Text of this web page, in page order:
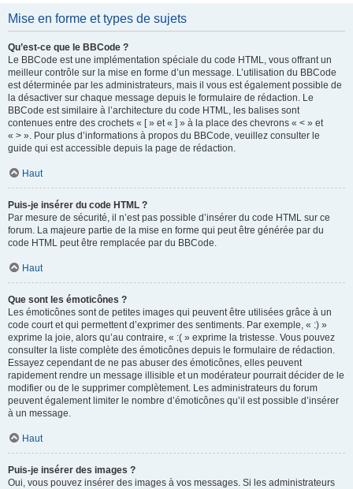
Mise en forme et types de sujets
Qu’est-ce que le BBCode ?
Le BBCode est une implémentation spéciale du code HTML, vous offrant un
meilleur contrôle sur la mise en forme d’un message. L’utilisation du BBCode
est déterminée par les administrateurs, mais il vous est également possible de
la désactiver sur chaque message depuis le formulaire de rédaction. Le
BBCode est similaire à l’architecture du code HTML, les balises sont
contenues entre des crochets « [ » et « ] » à la place des chevrons « < » et
« > ». Pour plus d’informations à propos du BBCode, veuillez consulter le
guide qui est accessible depuis la page de rédaction.
Haut
Puis-je insérer du code HTML ?
Par mesure de sécurité, il n’est pas possible d’insérer du code HTML sur ce
forum. La majeure partie de la mise en forme qui peut être générée par du
code HTML peut être remplacée par du BBCode.
Haut
Que sont les émoticônes ?
Les émoticônes sont de petites images qui peuvent être utilisées grâce à un
code court et qui permettent d’exprimer des sentiments. Par exemple, « :) »
exprime la joie, alors qu’au contraire, « :( » exprime la tristesse. Vous pouvez
consulter la liste complète des émoticônes depuis le formulaire de rédaction.
Essayez cependant de ne pas abuser des émoticônes, elles peuvent
rapidement rendre un message illisible et un modérateur pourrait décider de le
modifier ou de le supprimer complètement. Les administrateurs du forum
peuvent également limiter le nombre d’émoticônes qu’il est possible d’insérer
à un message.
Haut
Puis-je insérer des images ?
Oui, vous pouvez insérer des images à vos messages. Si les administrateurs